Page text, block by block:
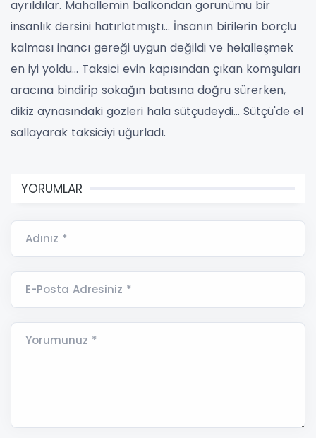
ayrıldılar. Mahallemin balkondan görünümü bir
insanlık dersini hatırlatmıştı… İnsanın birilerin borçlu
kalması inancı gereği uygun değildi ve helalleşmek
en iyi yoldu… Taksici evin kapısından çıkan komşuları
aracına bindirip sokağın batısına doğru sürerken,
dikiz aynasındaki gözleri hala sütçüdeydi… Sütçü'de el
sallayarak taksiciyi uğurladı.
YORUMLAR
Adınız *
E-Posta Adresiniz *
Yorumunuz *